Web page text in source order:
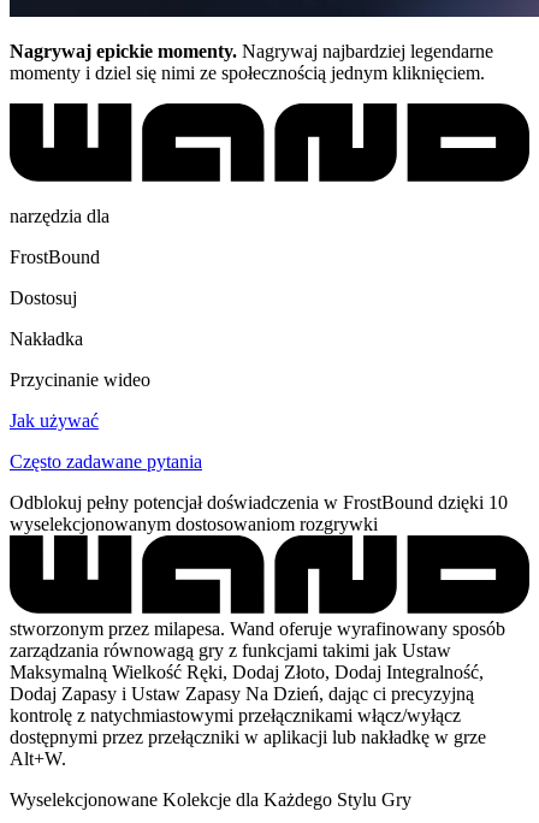
Nagrywaj epickie momenty. Nagrywaj najbardziej legendarne
momenty i dziel się nimi ze społecznością jednym kliknięciem.
narzędzia dla
FrostBound
Dostosuj
Nakładka
Przycinanie wideo
Jak używać
Często zadawane pytania
Odblokuj pełny potencjał doświadczenia w FrostBound dzięki 10
wyselekcjonowanym dostosowaniom rozgrywki
stworzonym przez milapesa. Wand oferuje wyrafinowany sposób
zarządzania równowagą gry z funkcjami takimi jak Ustaw
Maksymalną Wielkość Ręki, Dodaj Złoto, Dodaj Integralność,
Dodaj Zapasy i Ustaw Zapasy Na Dzień, dając ci precyzyjną
kontrolę z natychmiastowymi przełącznikami włącz/wyłącz
dostępnymi przez przełączniki w aplikacji lub nakładkę w grze
Alt+W.
Wyselekcjonowane Kolekcje dla Każdego Stylu Gry